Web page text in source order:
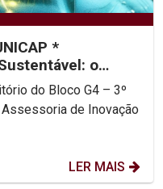
*
o
do Bloco G4 – 3º
LER MAIS